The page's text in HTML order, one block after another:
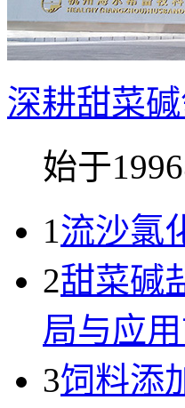
深耕甜菜
始于
1流沙氯
2甜菜碱
局与应
3饲料添